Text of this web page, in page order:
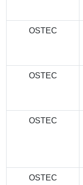
OSTEC
OSTEC
OSTEC
OSTEC